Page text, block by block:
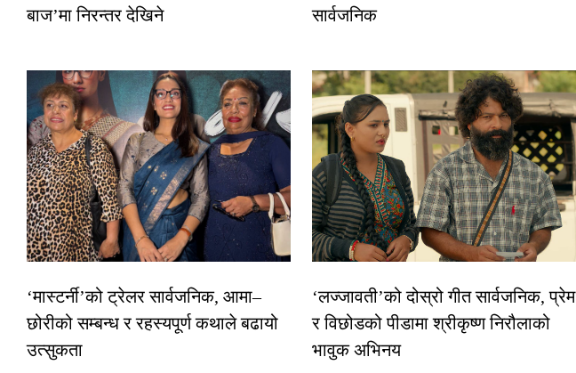
बाज’मा निरन्तर देखिने
सार्वजनिक
‘मास्टर्नी’को ट्रेलर सार्वजनिक, आमा–
छोरीको सम्बन्ध र रहस्यपूर्ण कथाले बढायो
उत्सुकता
‘लज्जावती’को दोस्रो गीत सार्वजनिक, प्रेम
र विछोडको पीडामा श्रीकृष्ण निरौलाको
भावुक अभिनय